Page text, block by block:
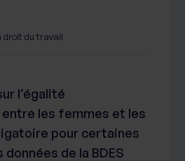
l’égalité
les femmes et les
pour certaines
de la BDES
du travail